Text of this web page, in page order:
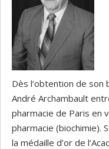
Dès l’obtention de son
André Archambault
pharmacie de Paris en
pharmacie (biochimie).
la médaille d’or de